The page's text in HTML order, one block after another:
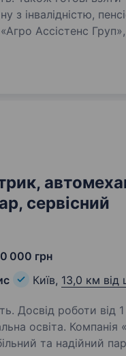
з інвалідністю,
сервісний
000 грн
Київ, 13,0 км від
Досвід роботи від
Компанія «Маст
та надійний